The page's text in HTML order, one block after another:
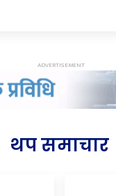
थप समाचार